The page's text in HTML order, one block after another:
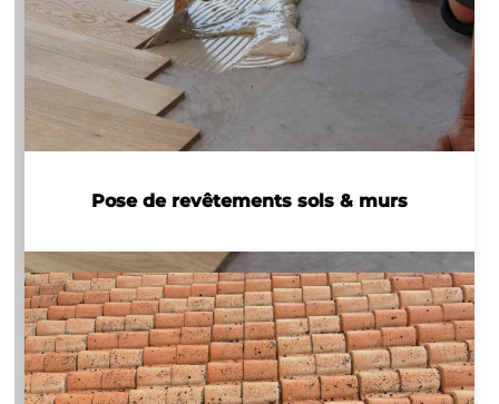
Pose de revêtements sols & murs